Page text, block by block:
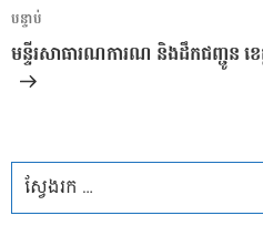
អត្ថបទ
បន្ទាប់
បន្ទាប់
មន្ទីរសាធារណការណ និងដឹកជញ្ជូន ខេត្